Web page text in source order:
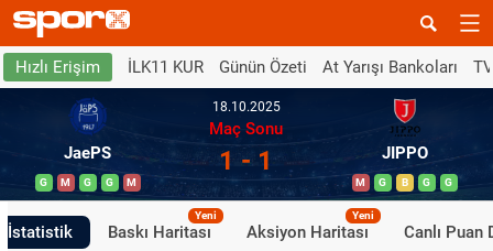
Hızlı Erişim İLK11 KUR Günün Özeti At Yarışı Bankoları
JaePS
G M G G M
18.10.2025
Maç Sonu
1 - 1 JIPPO
M G B G G
İstatistik Baskı Haritası
Yeni
Aksiyon Haritası
Yeni
Canlı Puan